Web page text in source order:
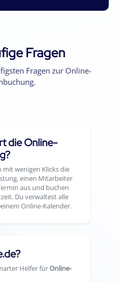
Fragen
Fragen zur Online-
die Online-
mit wenigen Klicks die
einen Mitarbeiter
aus und buchen
Du verwaltest alle
Online-Kalender.
Helfer fürOnline-